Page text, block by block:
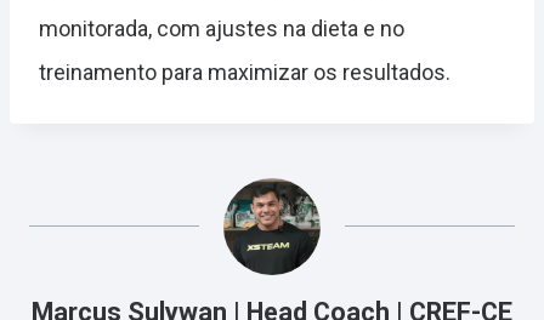
monitorada, com ajustes na dieta e no
treinamento para maximizar os resultados.
Marcus Sulywan | Head Coach | CREF-CE